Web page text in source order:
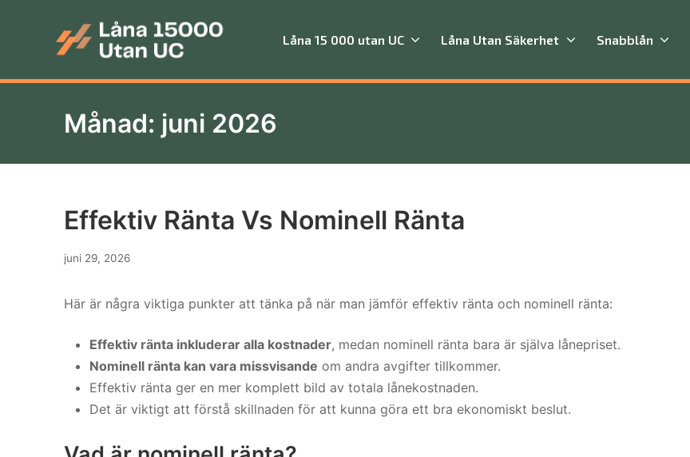
Låna 15 000 utan UC
Låna 15 000 utan UC Låna Utan Säkerhet Snabblån
Månad: juni 2026
Effektiv Ränta Vs Nominell Ränta
juni 29, 2026
Här är några viktiga punkter att tänka på när man jämför effektiv ränta och nominell ränta:
Effektiv ränta inkluderar alla kostnader, medan nominell ränta bara är själva lånepriset.
Nominell ränta kan vara missvisande om andra avgifter tillkommer.
Effektiv ränta ger en mer komplett bild av totala lånekostnaden.
Det är viktigt att förstå skillnaden för att kunna göra ett bra ekonomiskt beslut.